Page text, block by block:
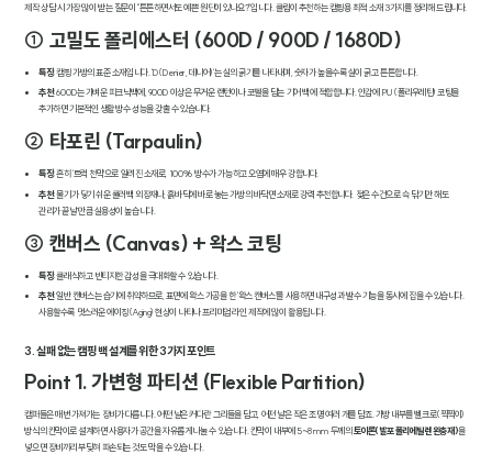
제작 상담 시 가장 많이 받는 질문이 "튼튼하면서도 예쁜 원단이 있나요?"입니다. 클림이 추천하는 캠핑용 최적 소재 3가지를 정리해 드립니다.
① 고밀도 폴리에스터 (600D / 900D / 1680D)
특징: 캠핑 가방의 표준 소재입니다. 'D(Denier, 데니어)'는 실의 굵기를 나타내며, 숫자가 높을수록 실이 굵고 튼튼합니다.
추천: 600D는 가벼운 피크닉백에, 900D 이상은 무거운 랜턴이나 코펠을 담는 기어 백에 적합합니다. 안감에 PU(폴리우레탄) 코팅을
추가하면 기본적인 생활 방수 성능을 갖출 수 있습니다.
② 타포린 (Tarpaulin)
특징: 흔히 '트럭 천막'으로 알려진 소재로, 100% 방수가 가능하고 오염에 매우 강합니다.
추천: 물기가 닿기 쉬운 쿨러백 외장재나, 흙바닥에 바로 놓는 가방의 바닥면 소재로 강력 추천합니다. 젖은 수건으로 슥 닦기만 해도
관리가 끝날 만큼 실용성이 높습니다.
③ 캔버스 (Canvas) + 왁스 코팅
특징: 클래식하고 빈티지한 감성을 극대화할 수 있습니다.
추천: 일반 캔버스는 습기에 취약하므로, 표면에 왁스 가공을 한 '왁스 캔버스'를 사용하면 내구성과 발수 기능을 동시에 잡을 수 있습니다.
사용할수록 멋스러운 에이징(Aging) 현상이 나타나 프리미엄 라인 제작에 많이 활용됩니다.
3. 실패 없는 캠핑 백 설계를 위한 3가지 포인트
Point 1. 가변형 파티션 (Flexible Partition)
캠퍼들은 매번 가져가는 장비가 다릅니다. 어떤 날은 커다란 그리들을 담고, 어떤 날은 작은 조명 여러 개를 담죠. 가방 내부를 벨크로(찍찍이)
방식의 칸막이로 설계하면 사용자가 공간을 자유롭게 나눌 수 있습니다. 칸막이 내부에 5~8mm 두께의 토이론(발포 폴리에틸렌 완충재)을
넣으면 장비끼리 부딪혀 파손되는 것도 막을 수 있습니다.